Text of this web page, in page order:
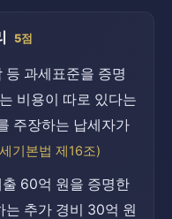
5점
등 과세표준을 증명
비용이 따로 있다는
주장하는 납세자가
기본법 제16조)
60억 원을 증명한
는 추가 경비 30억 원